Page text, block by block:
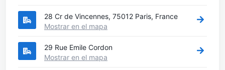
28 Cr de Vincennes, 75012 Paris, France
Mostrar en el mapa
29 Rue Emile Cordon
Mostrar en el mapa